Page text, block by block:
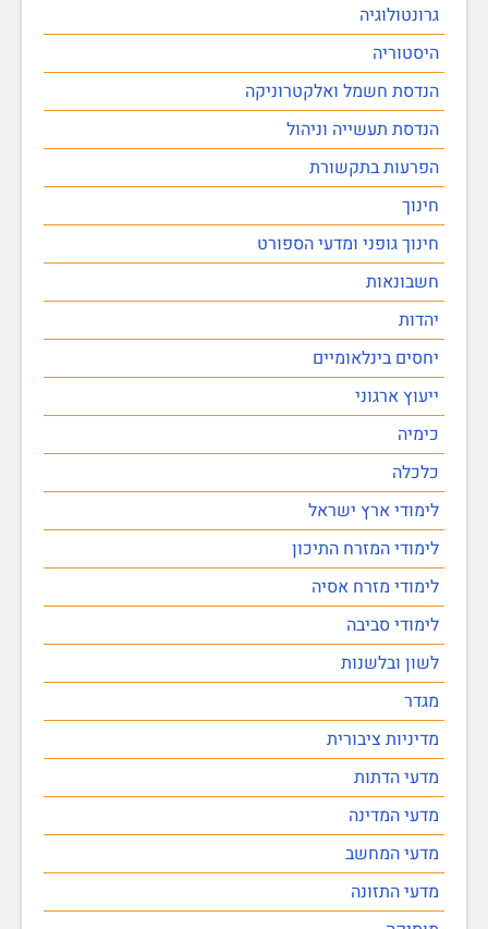
גרונטולוגיה
היסטוריה
הנדסת חשמל ואלקטרוניקה
הנדסת תעשייה וניהול
הפרעות בתקשורת
חינוך
חינוך גופני ומדעי הספורט
חשבונאות
יהדות
יחסים בינלאומיים
ייעוץ ארגוני
כימיה
כלכלה
לימודי ארץ ישראל
לימודי המזרח התיכון
לימודי מזרח אסיה
לימודי סביבה
לשון ובלשנות
מגדר
מדיניות ציבורית
מדעי הדתות
מדעי המדינה
מדעי המחשב
מדעי התזונה